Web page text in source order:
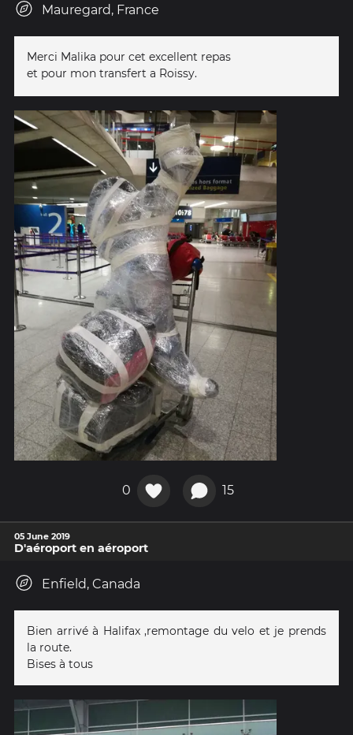
Mauregard, France
Merci Malika pour cet excellent repas
et pour mon transfert a Roissy.
0 15
05 June 2019
D'aéroport en aéroport
Enfield, Canada
Bien arrivé à Halifax ,remontage du velo et je prends
la route.
Bises à tous